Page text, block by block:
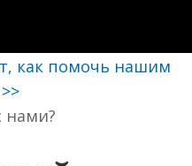
как помочь нашим
нами?